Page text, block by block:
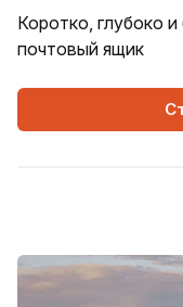
Коротко, глубоко
почтовый ящик